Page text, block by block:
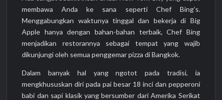
membawa Anda ke sana seperti Chef Bing’s.
Menggabungkan waktunya tinggal dan bekerja di Big
Apple hanya dengan bahan-bahan terbaik, Chef Bing
menjadikan restorannya sebagai tempat yang wajib
dikunjungi oleh semua penggemar pizza di Bangkok.
Dalam banyak hal yang ngotot pada tradisi, ia
mengkhususkan diri pada pai besar 18 inci dan pepperoni
babi dan sapi klasik yang bersumber dari Amerika Serikat